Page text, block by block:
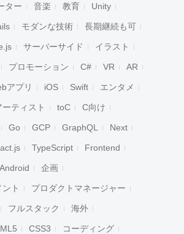
ター 音楽 教育 Unity
モダンな技術 長期継続も可
サーバーサイド イラスト
プロモーション C# VR AR
アプリ iOS Swift エンタメ
ーティスト toC C向け
Go GCP GraphQL Next
TypeScript Frontend
Android 企画
ト プロダクトマネージャー
フルスタック 海外
CSS3 コーディング